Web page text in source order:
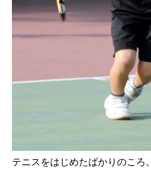
テニスをはじめたばかりのころ。